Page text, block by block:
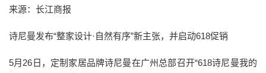
来源：长江商报
诗尼曼发布“整家设计·自然有序”新主张，并启动618促销
5月26日，定制家居品牌诗尼曼在广州总部召开“618诗尼曼我的